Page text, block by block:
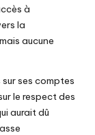
à
la
aucune
ses comptes
le respect des
aurait dû